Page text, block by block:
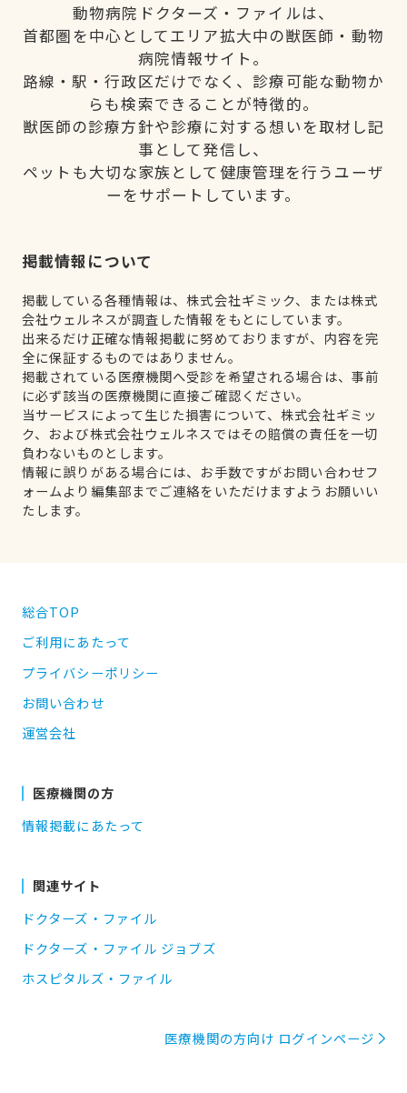
動物病院ドクターズ・ファイルは、
首都圏を中心としてエリア拡大中の獣医師・動物
病院情報サイト。
路線・駅・行政区だけでなく、診療可能な動物か
らも検索できることが特徴的。
獣医師の診療方針や診療に対する想いを取材し記
事として発信し、
ペットも大切な家族として健康管理を行うユーザ
ーをサポートしています。
掲載情報について
掲載している各種情報は、株式会社ギミック、または株式
会社ウェルネスが調査した情報をもとにしています。
出来るだけ正確な情報掲載に努めておりますが、内容を完
全に保証するものではありません。
掲載されている医療機関へ受診を希望される場合は、事前
に必ず該当の医療機関に直接ご確認ください。
当サービスによって生じた損害について、株式会社ギミッ
ク、および株式会社ウェルネスではその賠償の責任を一切
負わないものとします。
情報に誤りがある場合には、お手数ですがお問い合わせフ
ォームより編集部までご連絡をいただけますようお願いい
たします。
総合TOP
ご利用にあたって
プライバシーポリシー
お問い合わせ
運営会社
医療機関の方
情報掲載にあたって
関連サイト
ドクターズ・ファイル
ドクターズ・ファイル ジョブズ
ホスピタルズ・ファイル
医療機関の方向け ログインページ